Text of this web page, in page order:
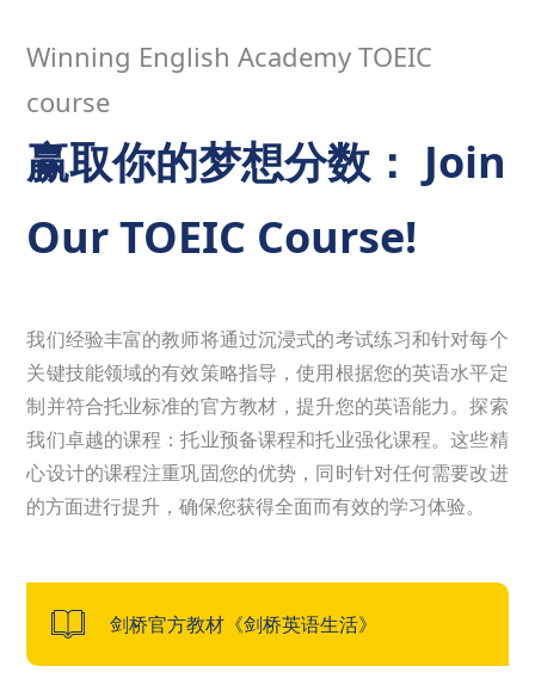
Winning English Academy TOEIC
course
赢取你的梦想分数： Join
Our TOEIC Course!
我们经验丰富的教师将通过沉浸式的考试练习和针对每个
关键技能领域的有效策略指导，使用根据您的英语水平定
制并符合托业标准的官方教材，提升您的英语能力。探索
我们卓越的课程：托业预备课程和托业强化课程。这些精
心设计的课程注重巩固您的优势，同时针对任何需要改进
的方面进行提升，确保您获得全面而有效的学习体验。
剑桥官方教材《剑桥英语生活》